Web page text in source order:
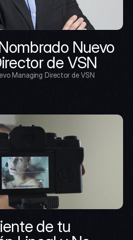
Nuevo
de VSN
Managing Director de VSN
de tu